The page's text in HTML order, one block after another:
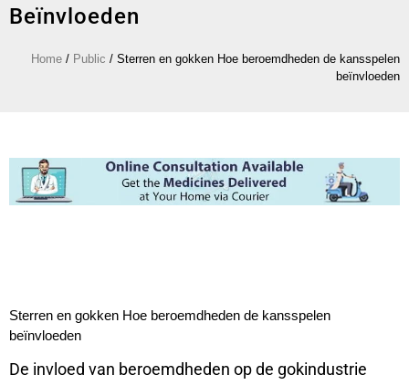
Beïnvloeden
Home / Public / Sterren en gokken Hoe beroemdheden de kansspelen
beïnvloeden
Sterren en gokken Hoe beroemdheden de kansspelen
beïnvloeden
De invloed van beroemdheden op de gokindustrie